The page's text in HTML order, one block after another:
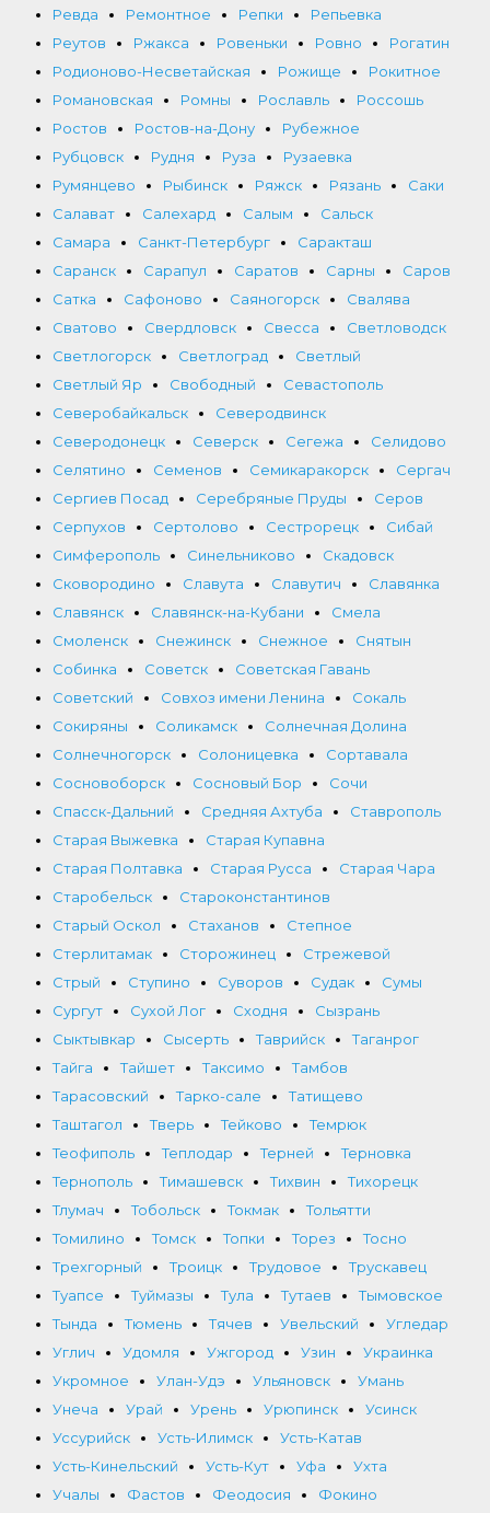
Ревда Ремонтное Репки
Репьевка
Реутов
Ржакса Ровеньки Ровно
Рогатин
Родионово-Несветайская
Рожище
Рокитное
Романовская
Ромны Рославль
Россошь
Ростов
Ростов-на-Дону
Рубежное
Рубцовск
Рудня Руза
Рузаевка
Румянцево
Рыбинск Ряжск Рязань
Саки
Салават
Салехард Салым
Сальск
Самара
Санкт-Петербург
Саракташ
Саранск
Сарапул Саратов Сарны
Саров
Сатка
Сафоново Саяногорск
Свалява
Сватово
Свердловск Свесса
Светловодск
Светлогорск
Светлоград
Светлый
Светлый Яр
Свободный
Севастополь
Северобайкальск
Северодвинск
Северодонецк
Северск Сегежа
Селидово
Селятино
Семенов Семикаракорск
Сергач
Сергиев Посад
Серебряные Пруды
Серов
Серпухов
Сертолово Сестрорецк
Сибай
Симферополь
Синельниково
Скадовск
Сковородино
Славута Славутич
Славянка
Славянск
Славянск-на-Кубани
Смела
Смоленск
Снежинск Снежное
Снятын
Собинка
Советск
Советская Гавань
Советский
Совхоз имени Ленина
Сокаль
Сокиряны
Соликамск
Солнечная Долина
Солнечногорск
Солоницевка
Сортавала
Сосновоборск
Сосновый Бор
Сочи
Спасск-Дальний
Средняя Ахтуба
Ставрополь
Старая Выжевка
Старая Купавна
Старая Полтавка
Старая Русса
Старая Чара
Старобельск
Староконстантинов
Старый Оскол
Стаханов
Степное
Стерлитамак
Сторожинец
Стрежевой
Стрый
Ступино Суворов Судак
Сумы
Сургут
Сухой Лог Сходня
Сызрань
Сыктывкар
Сысерть Таврийск
Таганрог
Тайга
Тайшет Таксимо
Тамбов
Тарасовский
Тарко-сале
Татищево
Таштагол
Тверь Тейково
Темрюк
Теофиполь
Теплодар Терней
Терновка
Тернополь
Тимашевск Тихвин
Тихорецк
Тлумач
Тобольск Токмак
Тольятти
Томилино
Томск Топки Торез
Тосно
Трехгорный
Троицк Трудовое
Трускавец
Туапсе
Туймазы Тула Тутаев
Тымовское
Тында
Тюмень Тячев Увельский
Угледар
Углич
Удомля Ужгород Узин
Украинка
Укромное
Улан-Удэ Ульяновск
Умань
Унеча
Урай Урень Урюпинск
Усинск
Уссурийск
Усть-Илимск
Усть-Катав
Усть-Кинельский
Усть-Кут Уфа
Ухта
Учалы
Фастов Феодосия
Фокино